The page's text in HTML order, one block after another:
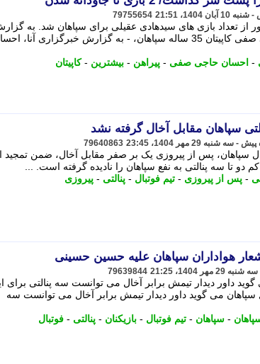
79755654
از تعداد بازی های سیدهادی عقیلی برای سپاهان شد. به
خبرگزاری آنا، احسان حاجی صفی کاپیتان 35 ساله سپاهان، - به گزارش خبرگزاری آنا،
- احسان حاجی صفی - پیراهن - بیشترین -کاپیتان
سپاهان مقابل آخال گرفته نشد
79640863
سپاهان، پس از پیروزی یک بر صفر مقابل آخال، ضمن
تا سه پنالتی به نفع سپاهان را نادیده گرفته است. ...
- پس از پیروزی - تیم فوتبال - پنالتی - پیروزی
هواداران سپاهان علیه حسین حسینی
79639844
داور دیدار تیمش برابر آخال می توانست سه پنالتی برای
سپاهان می گوید داور دیدار تیمش برابر آخال می توانست سه
- سپاهان - تیم فوتبال - بازیکنان - پنالتی - فوتبال